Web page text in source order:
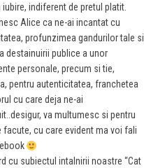
iubire, indiferent de pretul platit.
Alice ca ne-ai incantat cu
profunzimea gandurilor tale si
destainuirii publice a unor
personale, precum si tie,
pentru autenticitatea, franchetea
cu care deja ne-ai
va multumesc si pentru
facute, cu care evident ma voi fali
cu subiectul intalnirii noastre “Cat